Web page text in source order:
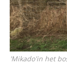
'Mikado'in het